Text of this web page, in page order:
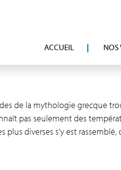
ACCUEIL NOS
de la mythologie grecque
pas seulement des
plus diverses s’y est